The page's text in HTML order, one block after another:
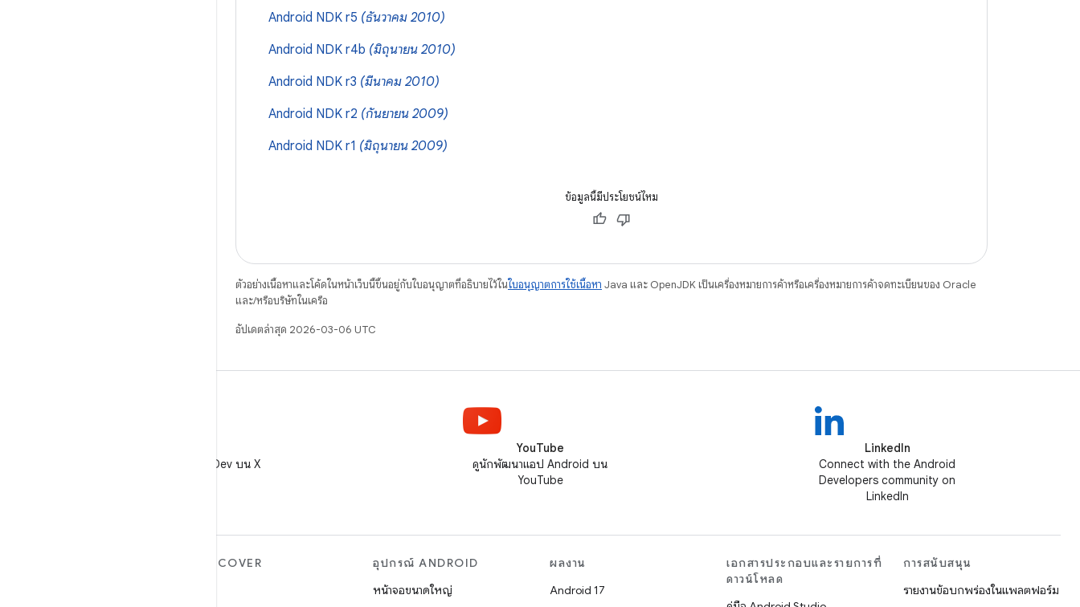
Android NDK r5 (ธันวาคม 2010)
Android NDK r4b (มิถุนายน 2010)
Android NDK r3 (มีนาคม 2010)
Android NDK r2 (กันยายน 2009)
Android NDK r1 (มิถุนายน 2009)
ข้อมูลนี้มีประโยชน์ไหม
ตัวอย่างเนื้อหาและโค้ดในหน้าเว็บนี้ขึ้นอยู่กับใบอนุญาตที่อธิบายไว้ในใบอนุญาตการใช้เนื้อหา Java และ OpenJDK เป็นเครื่องหมายการค้าหรือเครื่องหมายการค้าจดทะเบียนของ Oracle
และ/หรือบริษัทในเครือ
อัปเดตล่าสุด 2026-03-06 UTC
ติดตาม @AndroidDev บน X
YouTube
ดูนักพัฒนาแอป Android บน
YouTube
LinkedIn
Connect with the Android
Developers community on
LinkedIn
DISCOVER
อุปกรณ์ ANDROID
หน้าจอขนาดใหญ่
ผลงาน
Android 17
เอกสารประกอบและรายการที่
ดาวน์โหลด
การสนับสนุน
รายงานข้อบกพร่องในแพลตฟอร์ม